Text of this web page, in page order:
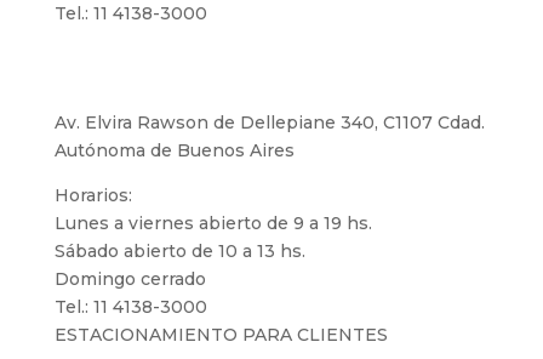
Tel.: 11 4138-3000
Av. Elvira Rawson de Dellepiane 340, C1107 Cdad.
Autónoma de Buenos Aires
Horarios:
Lunes a viernes abierto de 9 a 19 hs.
Sábado abierto de 10 a 13 hs.
Domingo cerrado
Tel.: 11 4138-3000
ESTACIONAMIENTO PARA CLIENTES